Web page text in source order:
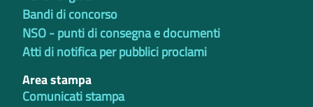
Bandi di concorso
NSO - punti di consegna e documenti
Atti di notifica per pubblici proclami
Area stampa
Comunicati stampa